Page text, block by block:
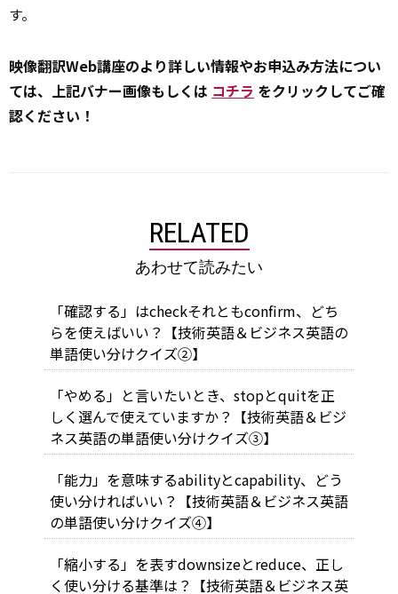
す。
映像翻訳Web講座のより詳しい情報やお申込み方法につい
ては、上記バナー画像もしくは コチラ をクリックしてご確
認ください！
RELATED
あわせて読みたい
「確認する」はcheckそれともconfirm、どち
らを使えばいい？【技術英語＆ビジネス英語の
単語使い分けクイズ②】
「やめる」と言いたいとき、stopとquitを正
しく選んで使えていますか？【技術英語＆ビジ
ネス英語の単語使い分けクイズ③】
「能力」を意味するabilityとcapability、どう
使い分ければいい？【技術英語＆ビジネス英語
の単語使い分けクイズ④】
「縮小する」を表すdownsizeとreduce、正し
く使い分ける基準は？【技術英語＆ビジネス英